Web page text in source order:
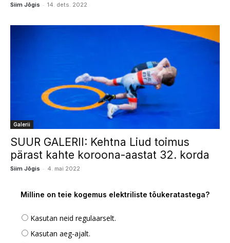
Siim Jõgis - 14. dets. 2022
Galerii
SUUR GALERII: Kehtna Liud toimus
pärast kahte koroona-aastat 32. korda
Siim Jõgis - 4. mai 2022
Milline on teie kogemus elektriliste tõukeratastega?
Kasutan neid regulaarselt.
Kasutan aeg-ajalt.